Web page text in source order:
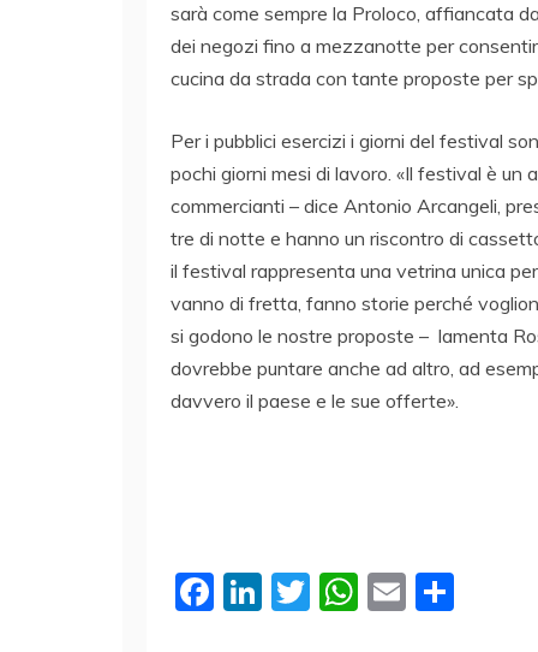
sarà come sempre la Proloco, affiancata
dei negozi fino a mezzanotte per
cucina da strada con tante proposte per
Per i pubblici esercizi i giorni del festival
pochi giorni mesi di lavoro. «Il festival è
commercianti – dice Antonio Arcangeli,
tre di notte e hanno un riscontro di
il festival rappresenta una vetrina unica
vanno di fretta, fanno storie perché
si godono le nostre proposte – lamenta
dovrebbe puntare anche ad altro, ad
davvero il paese e le sue offerte».
F
Li T
W E